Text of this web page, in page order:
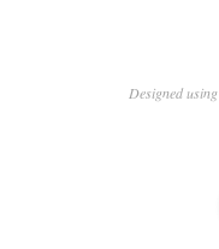
Designed using